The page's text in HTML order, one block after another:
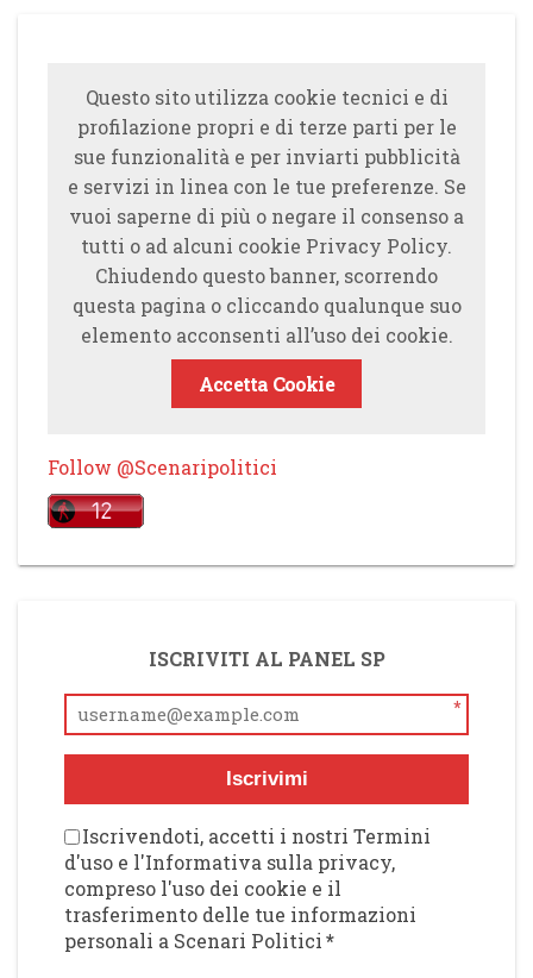
Questo sito utilizza cookie tecnici e di
profilazione propri e di terze parti per le
sue funzionalità e per inviarti pubblicità
e servizi in linea con le tue preferenze. Se
vuoi saperne di più o negare il consenso a
tutti o ad alcuni cookie Privacy Policy.
Chiudendo questo banner, scorrendo
questa pagina o cliccando qualunque suo
elemento acconsenti all’uso dei cookie.
Accetta Cookie
Follow @Scenaripolitici
ISCRIVITI AL PANEL SP
*
Iscrivimi
Iscrivendoti, accetti i nostri Termini
d'uso e l'Informativa sulla privacy,
compreso l'uso dei cookie e il
trasferimento delle tue informazioni
personali a Scenari Politici*